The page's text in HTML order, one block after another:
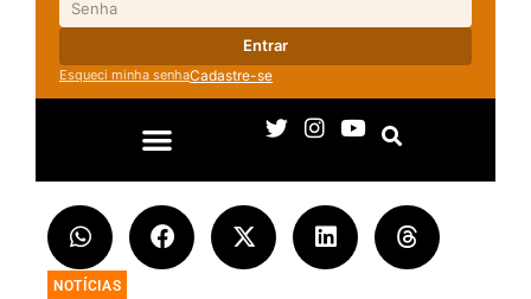
Entrar
Esqueci minha senhaCadastre-se
NOTÍCIAS